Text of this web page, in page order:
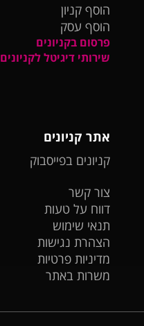
הוסף קניון
הוסף עסק
פרסום בקניונים
שירותי דיגיטל לקניונים
אתר קניונים
קניונים בפייסבוק
צור קשר
דווח על טעות
תנאי שימוש
הצהרת נגישות
מדיניות פרטיות
משרות באתר